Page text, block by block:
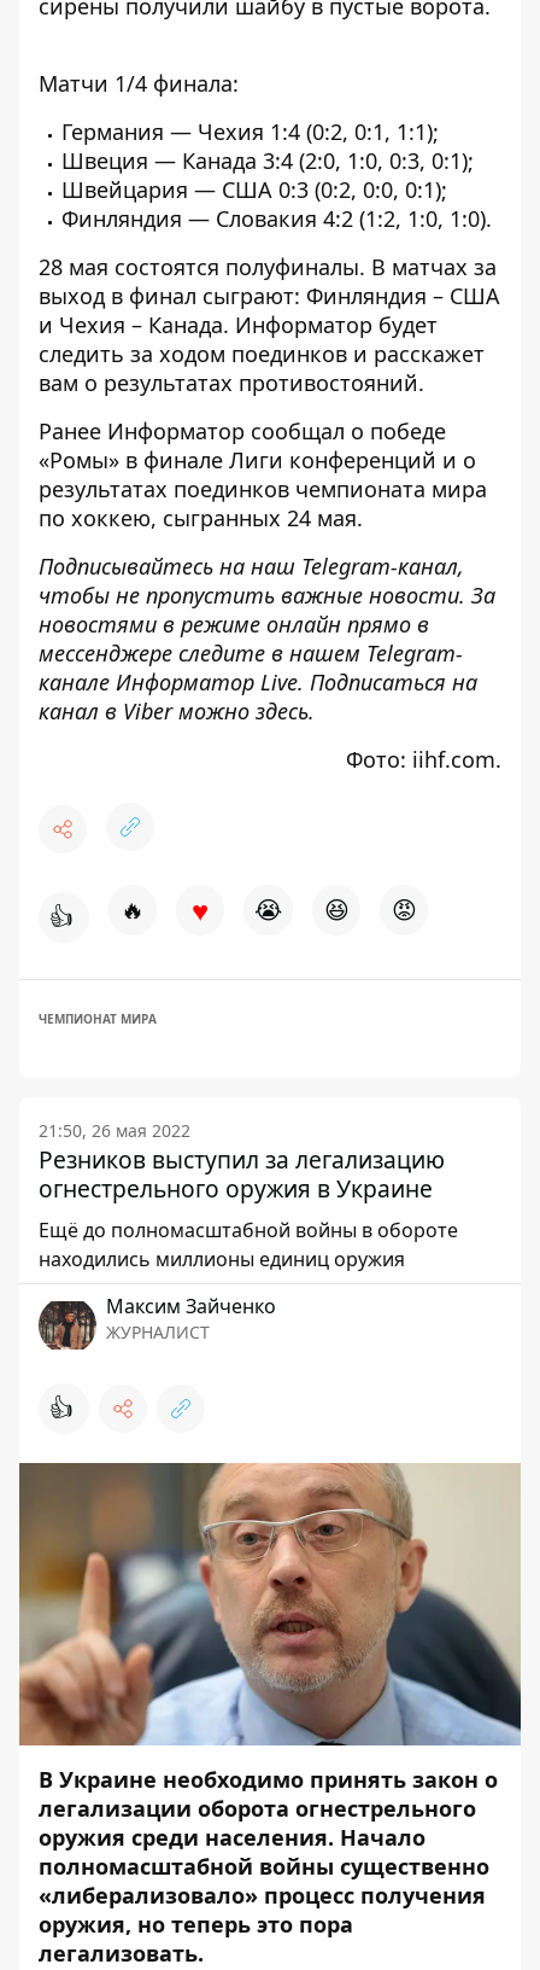
сирены получили шайбу в пустые ворота.
Матчи 1/4 финала:
Германия — Чехия 1:4 (0:2, 0:1, 1:1);
Швеция — Канада 3:4 (2:0, 1:0, 0:3, 0:1);
Швейцария — США 0:3 (0:2, 0:0, 0:1);
Финляндия — Словакия 4:2 (1:2, 1:0, 1:0).
28 мая состоятся полуфиналы. В матчах за
выход в финал сыграют: Финляндия – США
и Чехия – Канада. Информатор будет
следить за ходом поединков и расскажет
вам о результатах противостояний.
Ранее Информатор сообщал о победе
«Ромы» в финале Лиги конференций и о
результатах поединков чемпионата мира
по хоккею, сыгранных 24 мая.
Подписывайтесь на наш Telegram-канал,
чтобы не пропустить важные новости. За
новостями в режиме онлайн прямо в
мессенджере следите в нашем Telegram-
канале Информатор Live. Подписаться на
канал в Viber можно здесь.
Фото: iihf.com.
👍 🔥 ♥ 😭 😆 😡
ЧЕМПИОНАТ МИРА
21:50, 26 мая 2022
Резников выступил за легализацию
огнестрельного оружия в Украине
Ещё до полномасштабной войны в обороте
находились миллионы единиц оружия
Максим Зайченко
ЖУРНАЛИСТ
👍
В Украине необходимо принять закон о
легализации оборота огнестрельного
оружия среди населения. Начало
полномасштабной войны существенно
«либерализовало» процесс получения
оружия, но теперь это пора
легализовать.